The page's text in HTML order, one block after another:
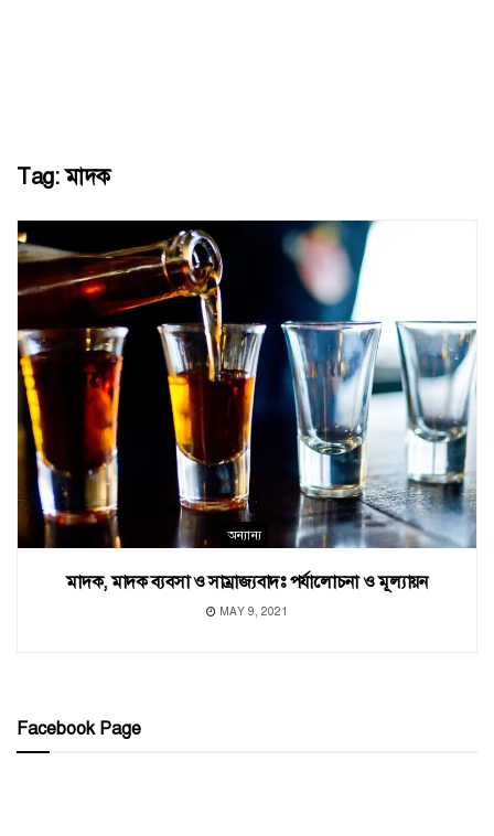
Tag:মাদক
অন্যান্য
মাদক, মাদক ব্যবসা ও সাম্রাজ্যবাদঃ পর্যালোচনা ও মূল্যায়ন
MAY 9, 2021
Facebook Page